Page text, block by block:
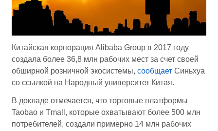
Китайская корпорация Alibaba Group в 2017 году
создала более 36,8 млн рабочих мест за счет своей
обширной розничной экосистемы, сообщает Синьхуа
со ссылкой на Народный университет Китая.
В докладе отмечается, что торговые платформы
Taobao и Tmall, которые охватывают более 500 млн
потребителей, создали примерно 14 млн рабочих